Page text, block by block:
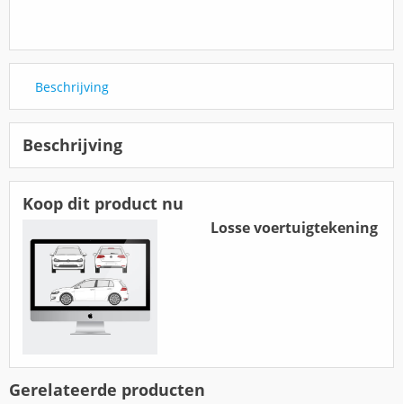
Beschrijving
Beschrijving
Koop dit product nu
Losse voertuigtekening
Gerelateerde producten